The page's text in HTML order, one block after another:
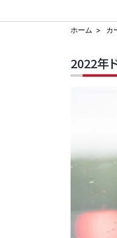
ホーム カ
2022年